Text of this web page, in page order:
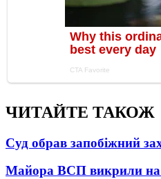
ЧИТАЙТЕ ТАКОЖ
Суд обрав запобіжний
Майора ВСП викрили на